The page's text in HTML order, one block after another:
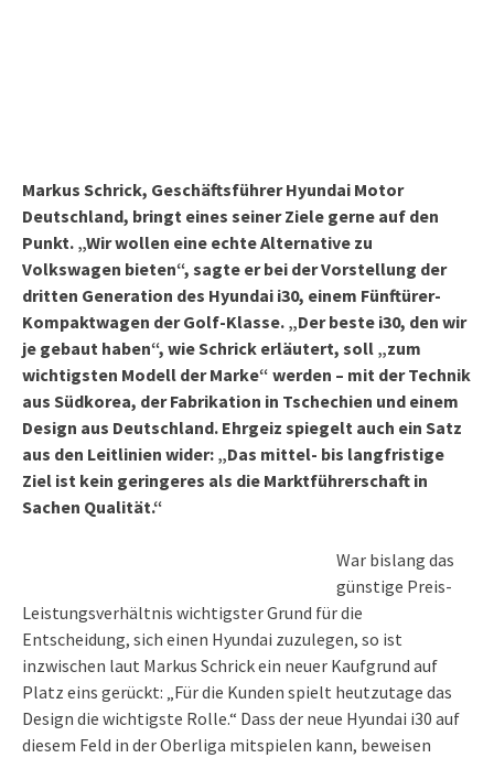
Markus Schrick, Geschäftsführer Hyundai Motor
Deutschland, bringt eines seiner Ziele gerne auf den
Punkt. „Wir wollen eine echte Alternative zu
Volkswagen bieten“, sagte er bei der Vorstellung der
dritten Generation des Hyundai i30, einem Fünftürer-
Kompaktwagen der Golf-Klasse. „Der beste i30, den wir
je gebaut haben“, wie Schrick erläutert, soll „zum
wichtigsten Modell der Marke“ werden – mit der Technik
aus Südkorea, der Fabrikation in Tschechien und einem
Design aus Deutschland. Ehrgeiz spiegelt auch ein Satz
aus den Leitlinien wider: „Das mittel- bis langfristige
Ziel ist kein geringeres als die Marktführerschaft in
Sachen Qualität.“
War bislang das
günstige Preis-
Leistungsverhältnis wichtigster Grund für die
Entscheidung, sich einen Hyundai zuzulegen, so ist
inzwischen laut Markus Schrick ein neuer Kaufgrund auf
Platz eins gerückt: „Für die Kunden spielt heutzutage das
Design die wichtigste Rolle.“ Dass der neue Hyundai i30 auf
diesem Feld in der Oberliga mitspielen kann, beweisen